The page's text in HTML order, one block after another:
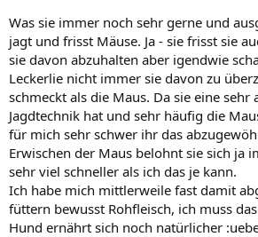
Was sie immer noch sehr gerne und
jagt und frisst Mäuse. Ja - sie frisst sie
sie davon abzuhalten aber igendwie
Leckerlie nicht immer sie davon zu
schmeckt als die Maus. Da sie eine sehr
Jagdtechnik hat und sehr häufig die
für mich sehr schwer ihr das
Erwischen der Maus belohnt sie sich ja
sehr viel schneller als ich das je kann.
Ich habe mich mittlerweile fast damit
füttern bewusst Rohfleisch, ich muss
Hund ernährt sich noch natürlicher